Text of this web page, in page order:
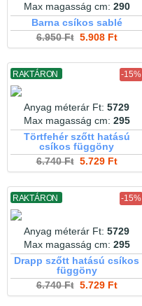
Max magasság cm: 290
Barna csíkos sablé
6.950 Ft5.908 Ft
RAKTÁRON -15%
Anyag méterár Ft: 5729
Max magasság cm: 295
Törtfehér szőtt hatású
csíkos függöny
6.740 Ft5.729 Ft
RAKTÁRON -15%
Anyag méterár Ft: 5729
Max magasság cm: 295
Drapp szőtt hatású csíkos
függöny
6.740 Ft5.729 Ft